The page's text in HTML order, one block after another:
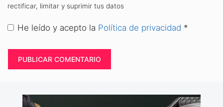
rectificar, limitar y suprimir tus datos
He leído y acepto la Política de privacidad *